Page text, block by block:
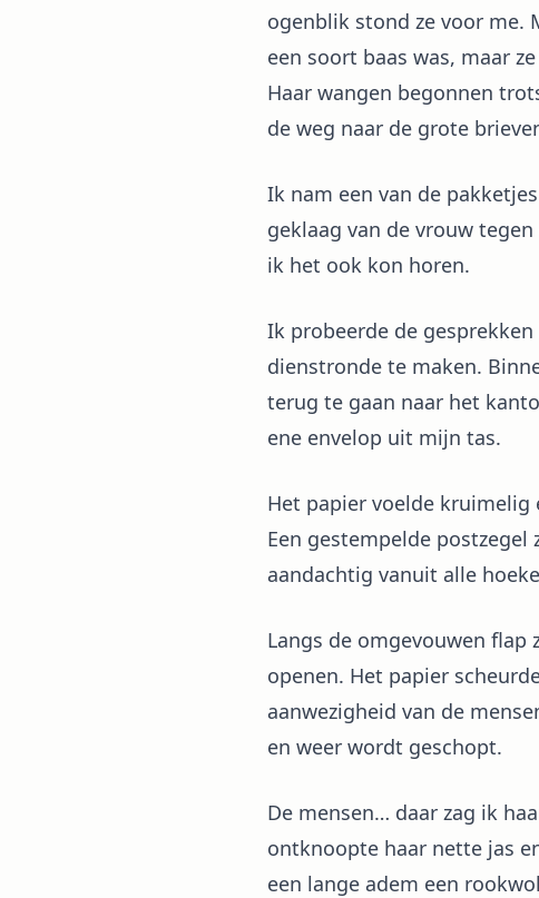
ogenblik stond ze voor me.
een soort baas was, maar
Haar wangen begonnen
de weg naar de grote
Ik nam een van de
geklaag van de vrouw
ik het ook kon horen.
Ik probeerde de
dienstronde te maken.
terug te gaan naar het
ene envelop uit mijn tas.
Het papier voelde kruimelig
Een gestempelde
aandachtig vanuit alle
Langs de omgevouwen
openen. Het papier
aanwezigheid van de
en weer wordt geschopt.
De mensen… daar zag ik
ontknoopte haar nette jas
een lange adem een